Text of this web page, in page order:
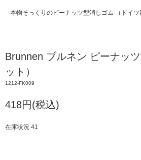
本物そっくりのピーナッツ型消しゴム （ドイツ
Brunnen ブルネン ピーナッ
ット）
1212-FK009
418円(税込)
在庫状況 41